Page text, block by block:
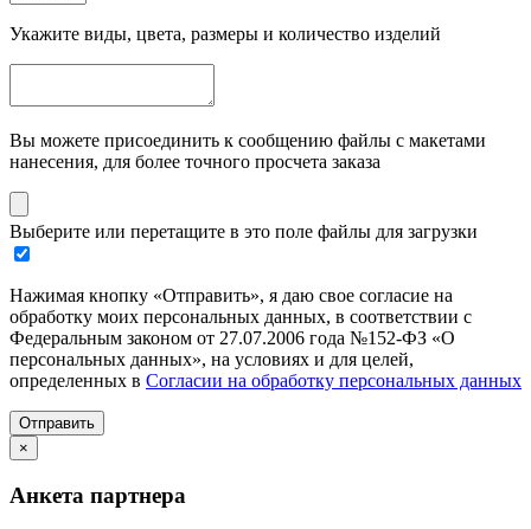
Укажите виды, цвета, размеры и количество изделий
Вы можете присоединить к сообщению файлы с макетами
нанесения, для более точного просчета заказа
Выберите или перетащите в это поле файлы для загрузки
Нажимая кнопку «Отправить», я даю свое согласие на
обработку моих персональных данных, в соответствии с
Федеральным законом от 27.07.2006 года №152-ФЗ «О
персональных данных», на условиях и для целей,
определенных в Согласии на обработку персональных данных
Отправить
×
Анкета партнера